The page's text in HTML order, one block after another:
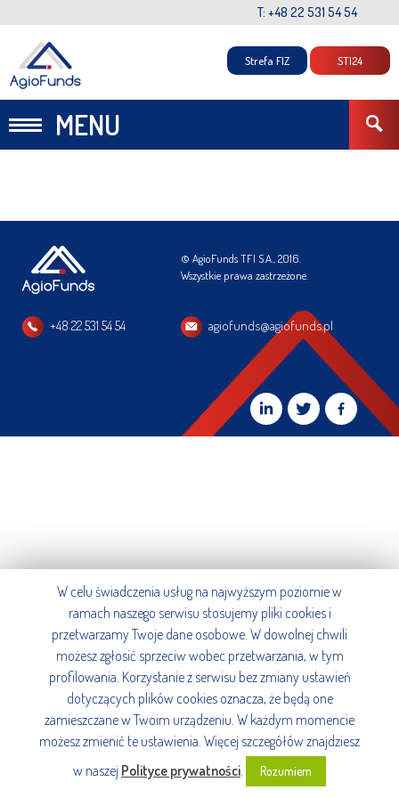
T: +48 22 531 54 54
MENU
Strefa FIZ STI24
© AgioFunds TFI S.A., 2016.
Wszystkie prawa zastrzeżone.
+48 22 531 54 54 agiofunds@agiofunds.pl
W celu świadczenia usług na najwyższym poziomie w
ramach naszego serwisu stosujemy pliki cookies i
przetwarzamy Twoje dane osobowe. W dowolnej chwili
możesz zgłosić sprzeciw wobec przetwarzania, w tym
profilowania. Korzystanie z serwisu bez zmiany ustawień
dotyczących plików cookies oznacza, że będą one
zamieszczane w Twoim urządzeniu. W każdym momencie
możesz zmienić te ustawienia. Więcej szczegółów znajdziesz
w naszej Polityce prywatności. Rozumiem